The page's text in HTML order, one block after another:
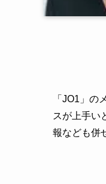
「JO1」
スが上手い
報なども併